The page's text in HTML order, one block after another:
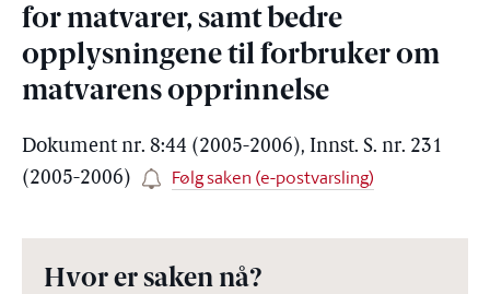
for matvarer, samt bedre
opplysningene til forbruker om
matvarens opprinnelse
Dokument nr. 8:44 (2005-2006), Innst. S. nr. 231
(2005-2006)
Følg saken (e-postvarsling)
Hvor er saken nå?